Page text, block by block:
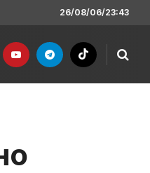
26/08/06/23:43